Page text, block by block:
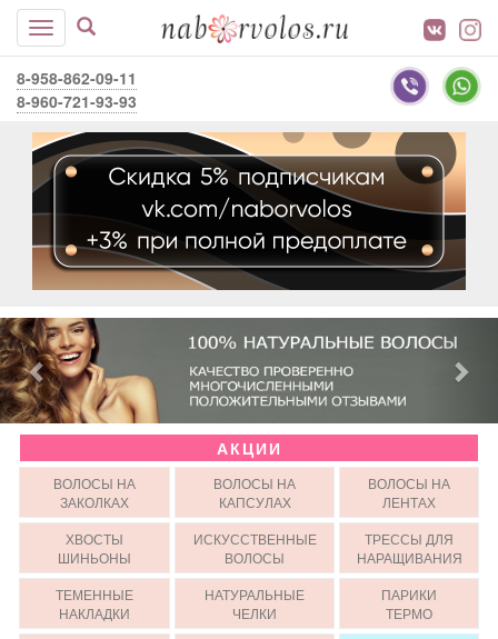
8-958-862-09-11
8-960-721-93-93
АКЦИИ
ВОЛОСЫ НА
ЗАКОЛКАХ
ВОЛОСЫ НА
КАПСУЛАХ
ВОЛОСЫ НА
ЛЕНТАХ
ХВОСТЫ
ШИНЬОНЫ
ИСКУССТВЕННЫЕ
ВОЛОСЫ
ТРЕССЫ ДЛЯ
НАРАЩИВАНИЯ
ТЕМЕННЫЕ
НАКЛАДКИ
НАТУРАЛЬНЫЕ
ЧЕЛКИ
ПАРИКИ
ТЕРМО